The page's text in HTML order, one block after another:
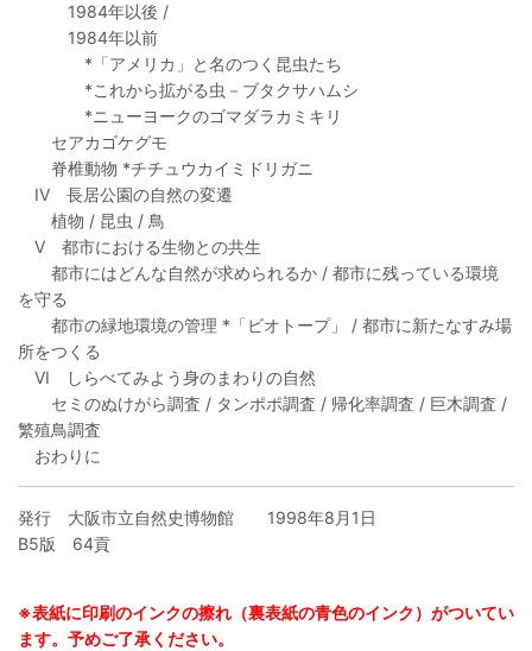
1984年以後 /
1984年以前
*「アメリカ」と名のつく昆虫たち
*これから拡がる虫－ブタクサハムシ
*ニューヨークのゴマダラカミキリ
セアカゴケグモ
脊椎動物 *チチュウカイミドリガニ
IV 長居公園の自然の変遷
植物 / 昆虫 / 鳥
V 都市における生物との共生
都市にはどんな自然が求められるか / 都市に残っている環境
を守る
都市の緑地環境の管理 *「ビオトープ」 / 都市に新たなすみ場
所をつくる
VI しらべてみよう身のまわりの自然
セミのぬけがら調査 / タンポポ調査 / 帰化率調査 / 巨木調査 /
繁殖鳥調査
おわりに
発行 大阪市立自然史博物館 1998年8月1日
B5版 64貢
※表紙に印刷のインクの擦れ（裏表紙の青色のインク）がついてい
ます。予めご了承ください。